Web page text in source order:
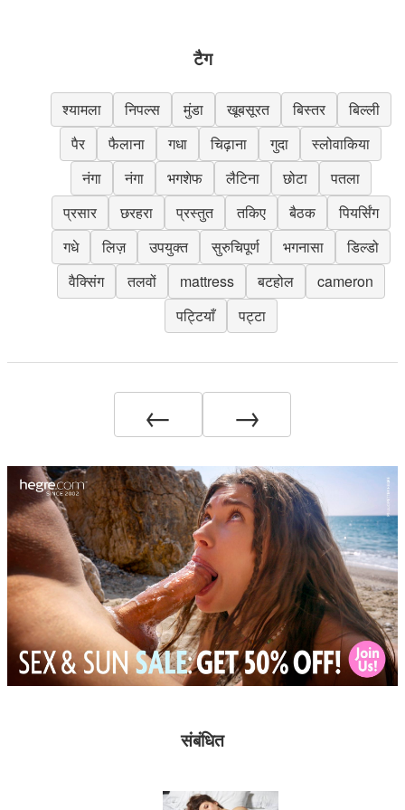
टैग
श्यामला निपल्स मुंडा खूबसूरत बिस्तर
बिल्ली
पैर
फैलाना गधा चिढ़ाना गुदा
स्लोवाकिया
नंगा
नंगा भगशेफ लैटिना छोटा
पतला
प्रसार
छरहरा प्रस्तुत तकिए बैठक
पियर्सिंग
गधे
लिज़ उपयुक्त सुरुचिपूर्ण भगनासा
डिल्डो
वैक्सिंग
तलवों mattress बटहोल
cameron
पट्टियाँ
पट्टा
← →
संबंधित